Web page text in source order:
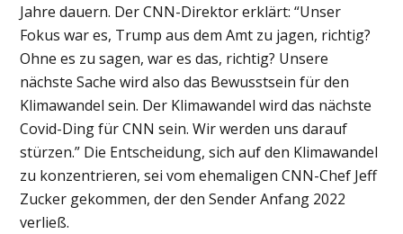
Jahre dauern. Der CNN-Direktor erklärt: “Unser
Fokus war es, Trump aus dem Amt zu jagen, richtig?
Ohne es zu sagen, war es das, richtig? Unsere
nächste Sache wird also das Bewusstsein für den
Klimawandel sein. Der Klimawandel wird das nächste
Covid-Ding für CNN sein. Wir werden uns darauf
stürzen.” Die Entscheidung, sich auf den Klimawandel
zu konzentrieren, sei vom ehemaligen CNN-Chef Jeff
Zucker gekommen, der den Sender Anfang 2022
verließ.